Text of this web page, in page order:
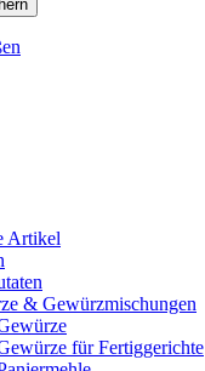
Artikel
& Gewürzmischungen
für Fertiggerichte